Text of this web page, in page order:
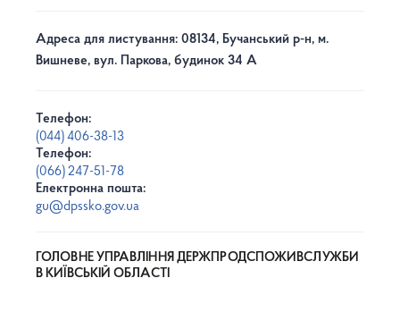
Адреса для листування: 08134, Бучанський р-н, м.
Вишневе, вул. Паркова, будинок 34 А
Телефон:
(044) 406-38-13
Телефон:
(066) 247-51-78
Електронна пошта:
gu@dpssko.gov.ua
ГОЛОВНЕ УПРАВЛІННЯ ДЕРЖПРОДСПОЖИВСЛУЖБИ
В КИЇВСЬКІЙ ОБЛАСТІ